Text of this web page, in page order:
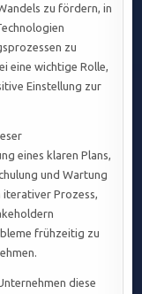
zu fördern, in
zu
eine wichtige Rolle,
Einstellung zur
eines klaren Plans,
und Wartung
iterativer Prozess,
frühzeitig zu
diese